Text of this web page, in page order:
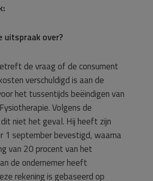
uitspraak over?
de vraag of de consument
verschuldigd is aan de
het tussentijds beëindigen van
Volgens de
niet het geval. Hij heeft zijn
1 september bevestigd, waarna
van 20 procent van het
de ondernemer heeft
rekening is gebaseerd op